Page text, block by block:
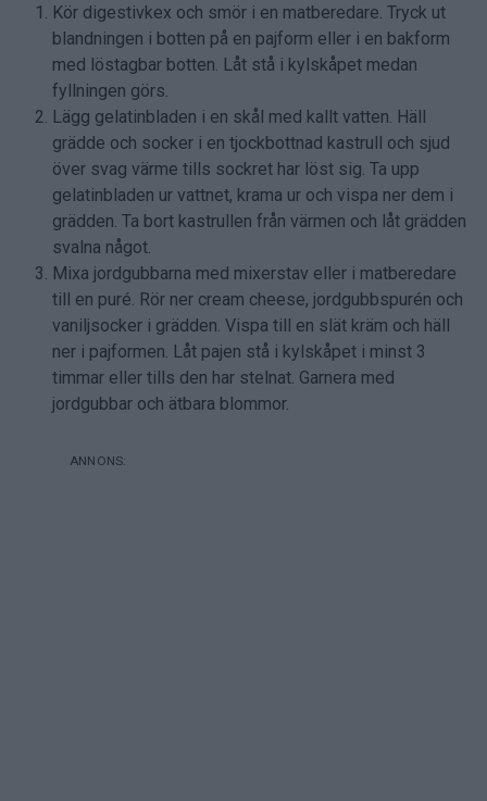
Kör digestivkex och smör i en matberedare. Tryck ut
blandningen i botten på en pajform eller i en bakform
med löstagbar botten. Låt stå i kylskåpet medan
fyllningen görs.
Lägg gelatinbladen i en skål med kallt vatten. Häll
grädde och socker i en tjockbottnad kastrull och sjud
över svag värme tills sockret har löst sig. Ta upp
gelatinbladen ur vattnet, krama ur och vispa ner dem i
grädden. Ta bort kastrullen från värmen och låt grädden
svalna något.
Mixa jordgubbarna med mixerstav eller i matberedare
till en puré. Rör ner cream cheese, jordgubbspurén och
vaniljsocker i grädden. Vispa till en slät kräm och häll
ner i pajformen. Låt pajen stå i kylskåpet i minst 3
timmar eller tills den har stelnat. Garnera med
jordgubbar och ätbara blommor.